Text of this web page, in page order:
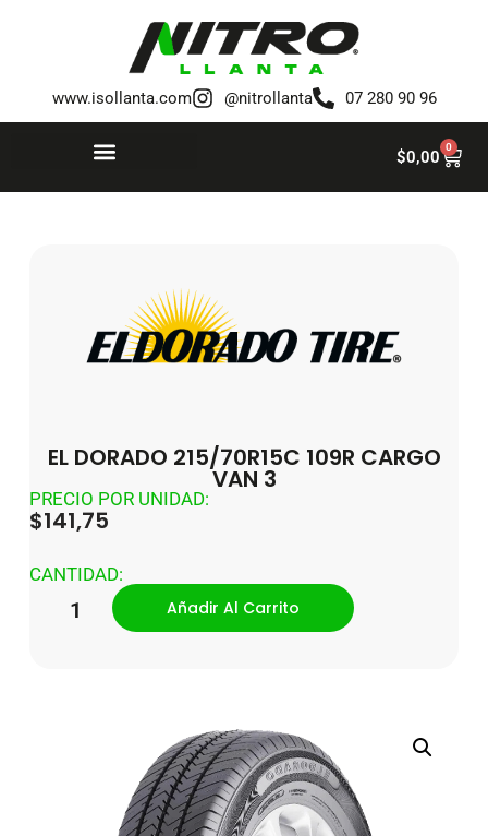
www.isollanta.com @nitrollanta 07 280 90 96
$0,00 0
EL DORADO 215/70R15C 109R CARGO
VAN 3
PRECIO POR UNIDAD:
$141,75
CANTIDAD:
Añadir Al Carrito